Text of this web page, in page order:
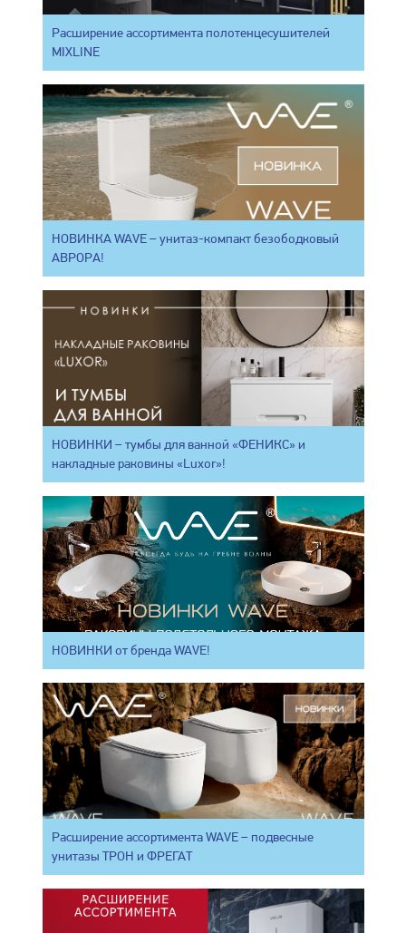
Расширение ассортимента полотенцесушителей
MIXLINE
НОВИНКА WAVE – унитаз-компакт безободковый
АВРОРА!
НОВИНКИ – тумбы для ванной «ФЕНИКС» и
накладные раковины «Luxor»!
НОВИНКИ от бренда WAVE!
Расширение ассортимента WAVE – подвесные
унитазы ТРОН и ФРЕГАТ